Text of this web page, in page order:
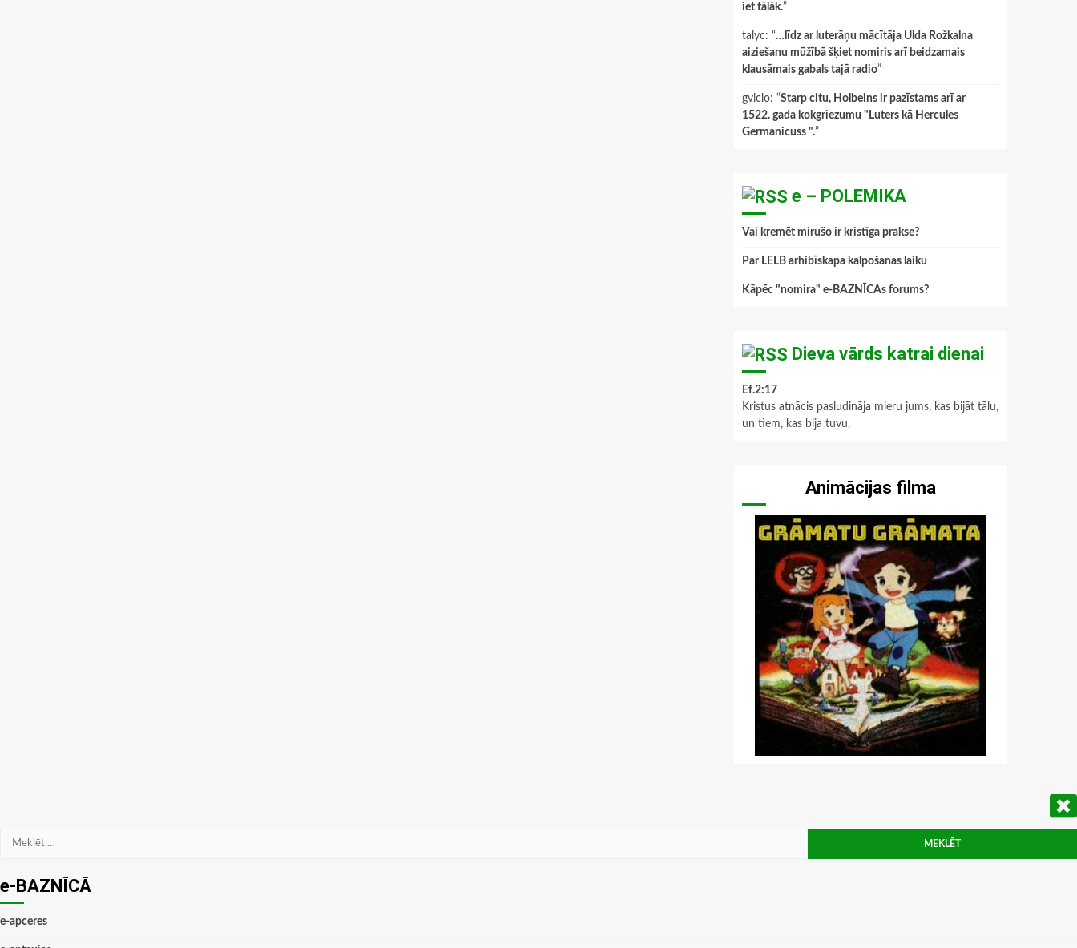
iet tālāk.”
talyc: “…līdz ar luterāņu mācītāja Ulda Rožkalna
aiziešanu mūžībā šķiet nomiris arī beidzamais
klausāmais gabals tajā radio”
gviclo: “Starp citu, Holbeins ir pazīstams arī ar
1522. gada kokgriezumu "Luters kā Hercules
Germanicuss ".”
e – POLEMIKA
Vai kremēt mirušo ir kristīga prakse?
Par LELB arhibīskapa kalpošanas laiku
Kāpēc "nomira" e-BAZNĪCAs forums?
Dieva vārds katrai dienai
Ef.2:17
Kristus atnācis pasludināja mieru jums, kas bijāt tālu,
un tiem, kas bija tuvu,
Animācijas filma
Meklēt:
e-BAZNĪCĀ
e-apceres